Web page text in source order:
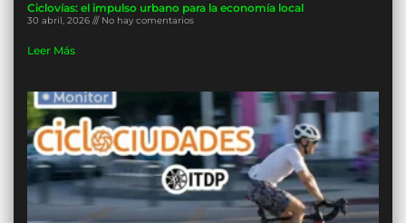
Ciclovías: el impulso urbano para la economía local
30 abril, 2026 No hay comentarios
Leer Más